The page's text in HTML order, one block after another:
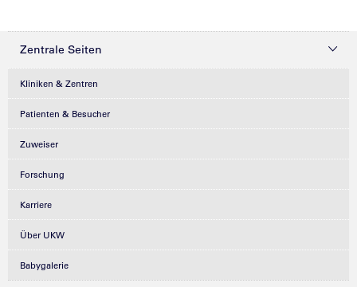
Zentrale Seiten
Kliniken & Zentren
Patienten & Besucher
Zuweiser
Forschung
Karriere
Über UKW
Babygalerie